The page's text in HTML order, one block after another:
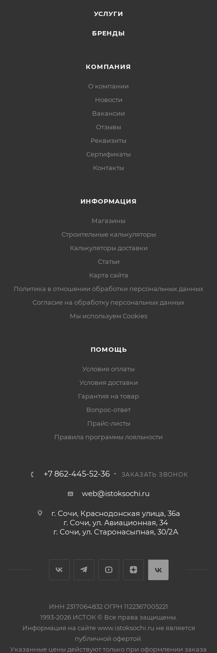
УСЛУГИ
БРЕНДЫ
КОМПАНИЯ
О компании
Новости
Вакансии
Отзывы
Реквизиты
Сертификаты
Контакты
ИНФОРМАЦИЯ
Магазины
Строительные калькуляторы
Калькуляторы доставки
Статьи
Карта сайта
Политика в отношении обработки персональных данных
Согласие на обработку персональных данных
Мы используем Cookies
ПОМОЩЬ
Условия оплаты
Условия доставки
Гарантия на товар
Вопрос-ответ
Прайс-листы
Правила программы лояльности
+7 862-445-52-36 ЗАКАЗАТЬ ЗВОНОК
web@istoksochi.ru
г. Сочи, Краснодонская улица, 36а
г. Сочи, ул. Авиационная, 34
г. Сочи, ул. Старонасыпная, 30/2А
ИНН 2317064832 ОГРН 1122367005221
1993-2026 ИСТОК © Все права защищены.
Информация на сайте www.istoksochi.ru не является
публичной офертой.
Указанные цены действуют только при оформлении заказа